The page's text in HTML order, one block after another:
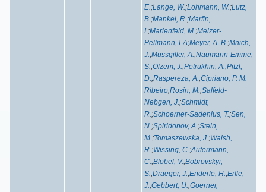
E.;Lange, W.;Lohmann, W.;Lutz,
B.;Mankel, R.;Marfin,
I.;Marienfeld, M.;Melzer-
Pellmann, I-A;Meyer, A. B.;Mnich,
J.;Mussgiller, A.;Naumann-Emme,
S.;Olzem, J.;Petrukhin, A.;Pitzl,
D.;Raspereza, A.;Cipriano, P. M.
Ribeiro;Rosin, M.;Salfeld-
Nebgen, J.;Schmidt,
R.;Schoerner-Sadenius, T.;Sen,
N.;Spiridonov, A.;Stein,
M.;Tomaszewska, J.;Walsh,
R.;Wissing, C.;Autermann,
C.;Blobel, V.;Bobrovskyi,
S.;Draeger, J.;Enderle, H.;Erfle,
J.;Gebbert, U.;Goerner,